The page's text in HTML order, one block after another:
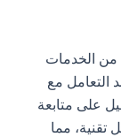
الخدمات
التعامل مع
على متابعة
مما